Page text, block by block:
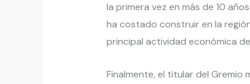
la primera vez en más de 10
ha costado construir en la
principal actividad económica
Finalmente, el titular del Gremio